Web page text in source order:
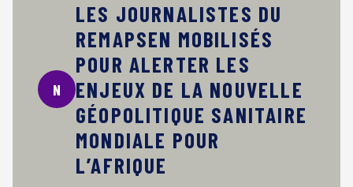
N
LES JOURNALISTES DU
REMAPSEN MOBILISÉS
POUR ALERTER LES
ENJEUX DE LA NOUVELLE
GÉOPOLITIQUE SANITAIRE
MONDIALE POUR
L’AFRIQUE